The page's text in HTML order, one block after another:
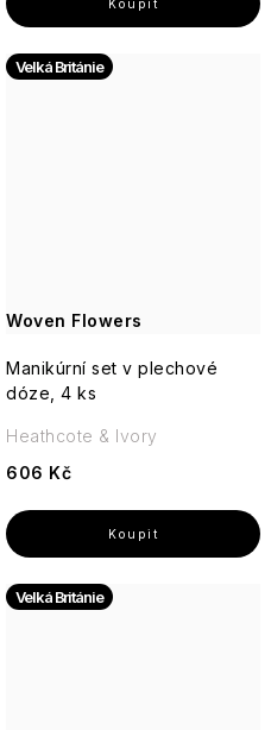
Woven Flowers
Velká Británie
Manikúrní set v plechové
dóze, 4 ks
606 Kč
Heathcote & Ivory
Velká Británie